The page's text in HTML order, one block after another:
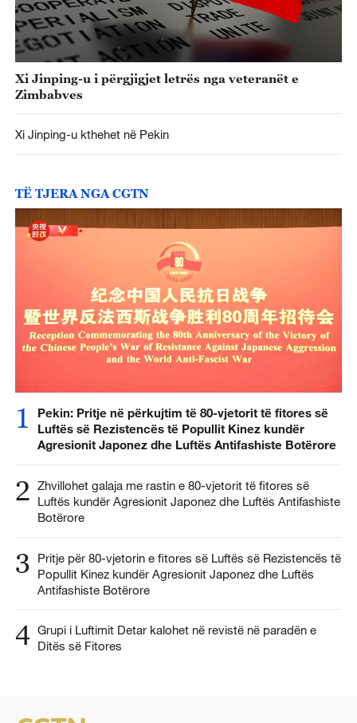
Xi Jinping-u i përgjigjet letrës nga veteranët e
Zimbabves
Xi Jinping-u kthehet në Pekin
TË TJERA NGA CGTN
1
Pekin: Pritje në përkujtim të 80-vjetorit të fitores së
Luftës së Rezistencës të Popullit Kinez kundër
Agresionit Japonez dhe Luftës Antifashiste Botërore
2 Zhvillohet galaja me rastin e 80-vjetorit të fitores së
Luftës kundër Agresionit Japonez dhe Luftës Antifashiste
Botërore
3
Pritje për 80-vjetorin e fitores së Luftës së Rezistencës të
Popullit Kinez kundër Agresionit Japonez dhe Luftës
Antifashiste Botërore
4 Grupi i Luftimit Detar kalohet në revistë në paradën e
Ditës së Fitores